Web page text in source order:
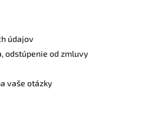
údajov
odstúpenie od zmluvy
vaše otázky